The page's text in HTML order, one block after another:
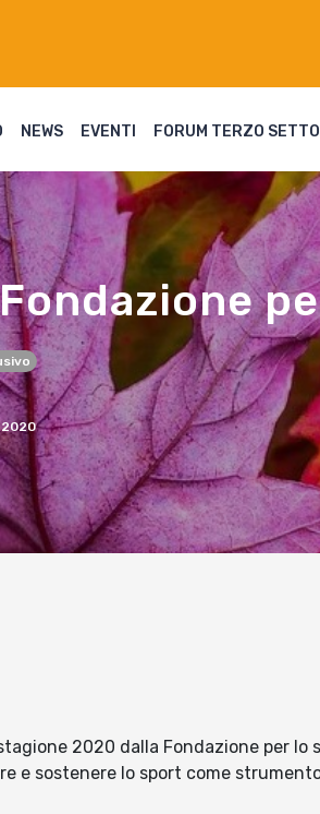
NEWS EVENTI FORUM TERZO
2020
2020 dalla Fondazione per lo
e sostenere lo sport come